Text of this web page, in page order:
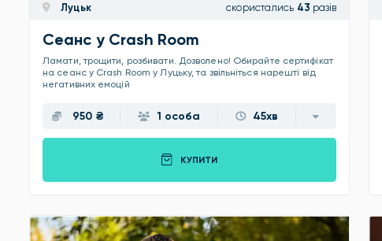
Луцьк скористались 43 разів
Сеанс у Crash Room
Ламати, трощити, розбивати. Дозволено! Обирайте сертифікат
на сеанс у Crash Room у Луцьку, та звільніться нарешті від
негативних емоцій
950 ₴ 1 особа 45хв
КУПИТИ